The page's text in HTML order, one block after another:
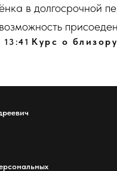
в долгосрочной
Курс о
сональных